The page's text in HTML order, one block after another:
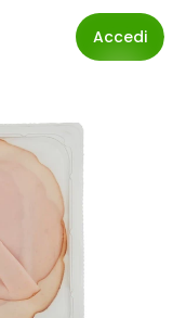
Accedi